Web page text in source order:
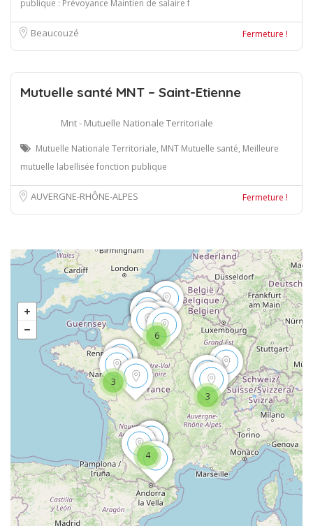
publique : Prévoyance Maintien de salaire f
Beaucouzé Fermeture !
Mutuelle santé MNT – Saint-Etienne
Mnt - Mutuelle Nationale Territoriale
Mutuelle Nationale Territoriale, MNT Mutuelle santé, Meilleure
mutuelle labellisée fonction publique
AUVERGNE-RHÔNE-ALPES Fermeture !
3
3
6
4